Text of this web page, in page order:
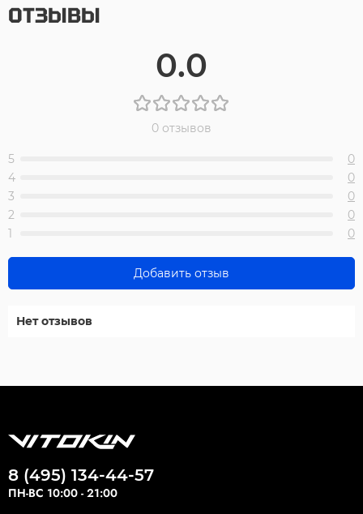
ОТЗЫВЫ
0.0
0 отзывов
5
0
4
0
3
0
2
0
1
0
Добавить отзыв
Нет отзывов
8 (495) 134-44-57
ПН-ВС 10:00 - 21:00